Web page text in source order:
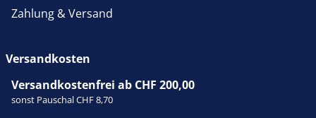
Zahlung & Versand
Versandkosten
Versandkostenfrei ab CHF 200,00
sonst Pauschal CHF 8,70